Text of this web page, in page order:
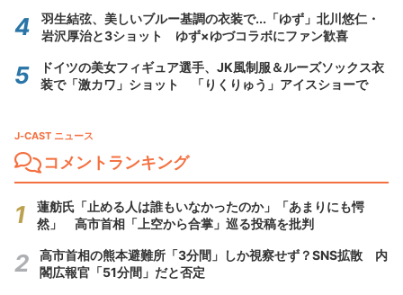
羽生結弦、美しいブルー基調の衣装で...「ゆず」北川悠仁・
岩沢厚治と3ショット ゆず×ゆづコラボにファン歓喜
ドイツの美女フィギュア選手、JK風制服＆ルーズソックス衣
装で「激カワ」ショット 「りくりゅう」アイスショーで
J-CAST ニュース
コメントランキング
蓮舫氏「止める人は誰もいなかったのか」「あまりにも愕
然」 高市首相「上空から合掌」巡る投稿を批判
高市首相の熊本避難所「3分間」しか視察せず？SNS拡散 内
閣広報官「51分間」だと否定